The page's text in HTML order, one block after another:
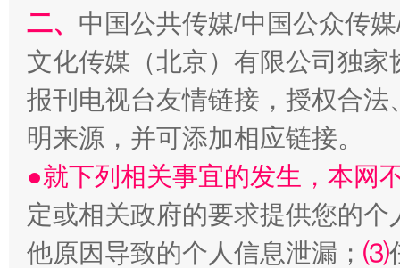
受贿1.44亿！段成刚被判无期
二、 中国公共传媒/中国公众传
文化传媒（北京）有限公司独
报刊电视台友情链接，授权合
明来源，并可添加相应链接。
●就下列相关事宜的发生，本网
定或相关政府的要求提供您的个
他原因导致的个人信息泄漏； ⑶